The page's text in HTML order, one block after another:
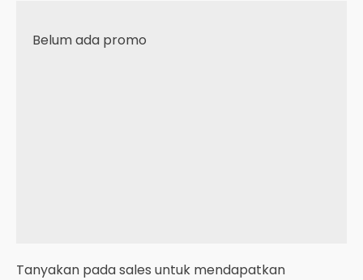
Belum ada promo
Tanyakan pada sales untuk mendapatkan